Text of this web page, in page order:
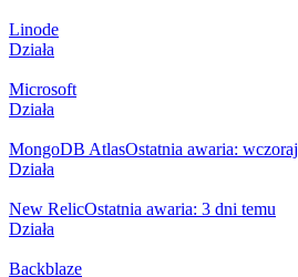
Linode
Działa
Microsoft
Działa
MongoDB AtlasOstatnia awaria: wczoraj
Działa
New RelicOstatnia awaria: 3 dni temu
Działa
Backblaze